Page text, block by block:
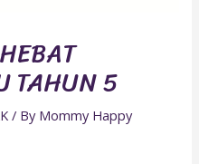
TAHUN 5
/ By Mommy Happy